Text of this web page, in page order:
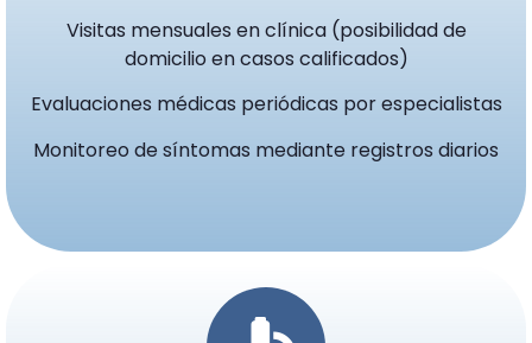
Visitas mensuales en clínica (posibilidad de
domicilio en casos calificados)
Evaluaciones médicas periódicas por especialistas
Monitoreo de síntomas mediante registros diarios